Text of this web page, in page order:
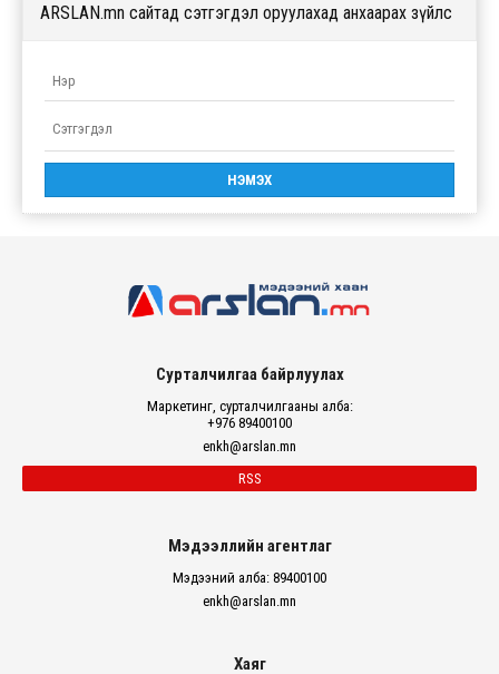
ARSLAN.mn сайтад сэтгэгдэл оруулахад анхаарах зүйлс
Сурталчилгаа байрлуулах
Маркетинг, сурталчилгааны алба:
+976 89400100
enkh@arslan.mn
RSS
Мэдээллийн агентлаг
Мэдээний алба: 89400100
enkh@arslan.mn
Хаяг